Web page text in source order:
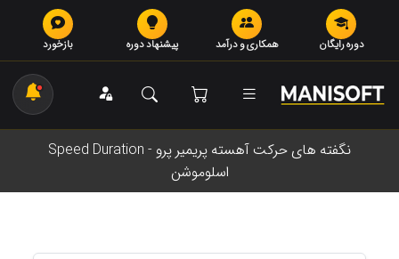
دوره رایگان همکاری و درآمد پیشنهاد دوره بازخورد
نگفته های حرکت آهسته پریمیر پرو - Speed Duration
اسلوموشن